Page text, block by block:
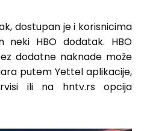
dostupan je i korisnicima
neki HBO dodatak. HBO
dodatne naknade može
putem Yettel aplikacije,
ili na hntv.rs opcija